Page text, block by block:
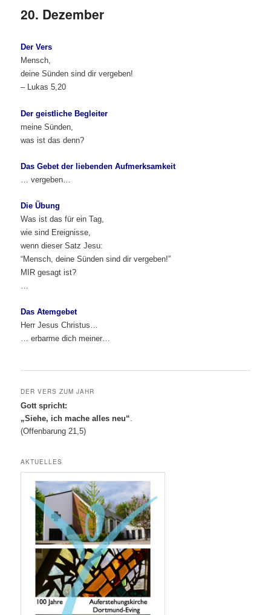
20. Dezember
Der Vers
Mensch,
deine Sünden sind dir vergeben!
– Lukas 5,20
Der geistliche Begleiter
meine Sünden,
was ist das denn?
Das Gebet der liebenden Aufmerksamkeit
… vergeben…
Die Übung
Was ist das für ein Tag,
wie sind Ereignisse,
wenn dieser Satz Jesu:
“Mensch, deine Sünden sind dir vergeben!”
MIR gesagt ist?
Das Atemgebet
Herr Jesus Christus…
… erbarme dich meiner…
DER VERS ZUM JAHR
Gott spricht:
„Siehe, ich mache alles neu“.
(Offenbarung 21,5)
AKTUELLES